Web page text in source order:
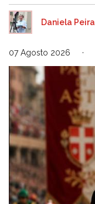
Daniela Peira
07 Agosto 2026